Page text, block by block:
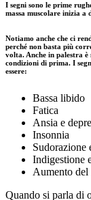
I segni sono le prime
massa muscolare inizia a
Notiamo anche che ci
perché non basta più
volta. Anche in palestra è
condizioni di prima. I
essere:
Bassa libido
Fatica
Ansia e
Insonnia
Sudorazione
Indigestione
Aumento del
Quando si parla di